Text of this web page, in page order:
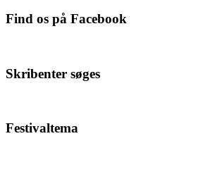
Find os på Facebook
Skribenter søges
Festivaltema